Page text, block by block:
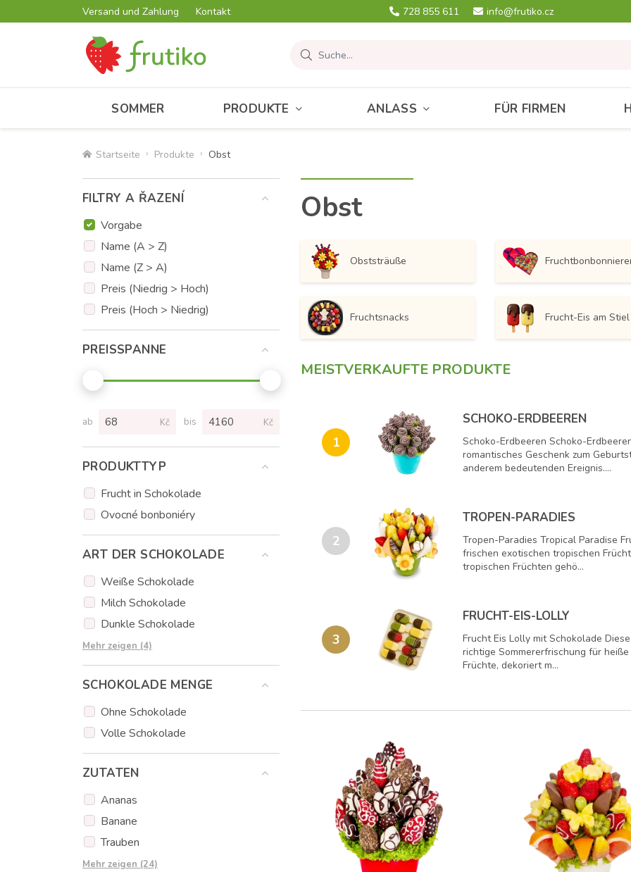
Versand und Zahlung Kontakt 728 855 611 info@frutiko.cz
SOMMER PRODUKTE ANLASS FÜR FIRMEN
Startseite Produkte Obst
FILTRY A ŘAZENÍ
Vorgabe
Name (A > Z)
Name (Z > A)
Preis (Niedrig > Hoch)
Preis (Hoch > Niedrig)
PREISSPANNE
ab Kč bis Kč
PRODUKTTYP
Frucht in Schokolade
Ovocné bonboniéry
ART DER SCHOKOLADE
Weiße Schokolade
Milch Schokolade
Dunkle Schokolade
Erdbeer Schokolade
Zitronenschokolade
Karamell-Schokolade
Orangen Schokolade
Mehr zeigen (4)
SCHOKOLADE MENGE
Ohne Schokolade
Volle Schokolade
ZUTATEN
Ananas
Banane
Trauben
Birne
Mehr zeigen (24)
Obst
Obststräuße
Fruchtsnacks Frucht-Eis am Stiel
MEISTVERKAUFTE PRODUKTE
1
SCHOKO-ERDBEEREN
Schoko-Erdbeeren Schoko-
romantisches Geschenk zum
anderem bedeutenden Ereignis....
2
TROPEN-PARADIES
Tropen-Paradies Tropical Paradise
frischen exotischen tropischen
tropischen Früchten gehö...
3
FRUCHT-EIS-LOLLY
Frucht Eis Lolly mit Schokolade
richtige Sommererfrischung für
Früchte, dekoriert m...